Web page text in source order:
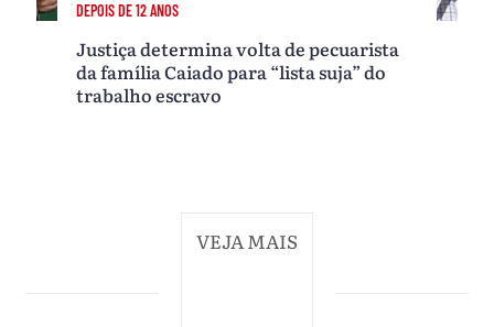
DEPOIS DE 12 ANOS
Justiça determina volta de pecuarista
da família Caiado para “lista suja” do
trabalho escravo
VEJA MAIS